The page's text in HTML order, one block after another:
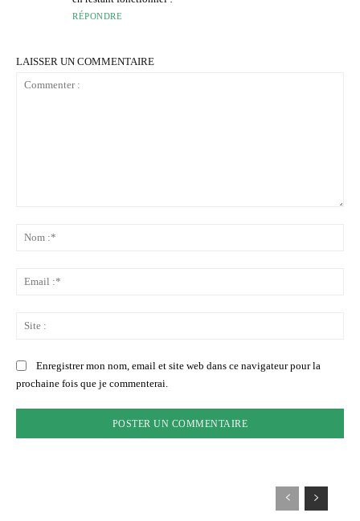
RÉPONDRE
LAISSER UN COMMENTAIRE
Enregistrer mon nom, email et site web dans ce navigateur pour la
prochaine fois que je commenterai.